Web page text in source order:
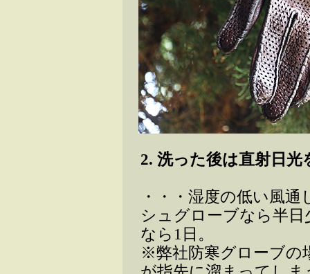
2. 洗った後は直射日
・・・湿度の低い風
シュグローブなら半
なら1日。
※弊社防寒グローブの